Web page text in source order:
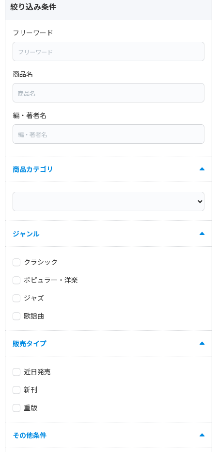
絞り込み条件
フリーワード
商品名
編・著者名
商品カテゴリ
ジャンル
クラシック
ポピュラー・洋楽
ジャズ
歌謡曲
販売タイプ
近日発売
新刊
重版
その他条件